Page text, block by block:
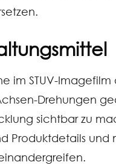
im STUV-
Drehungen
sichtbar zu
und